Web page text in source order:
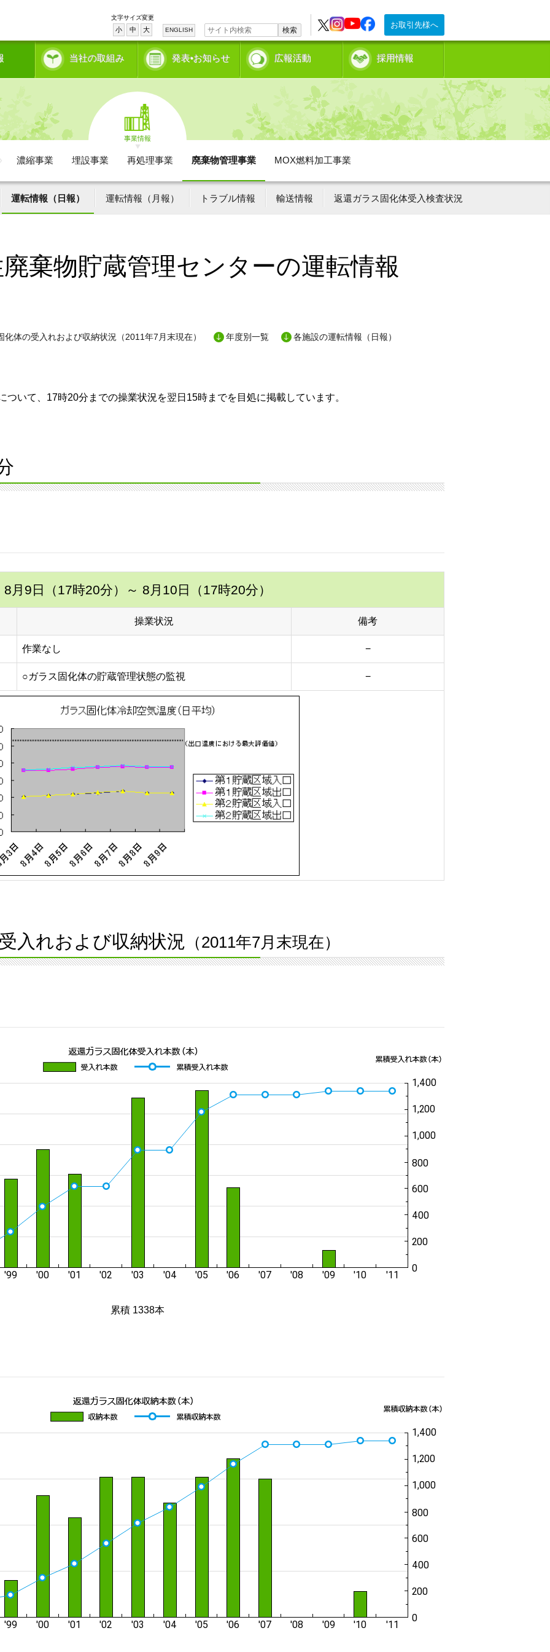
お取引先様へ
検索
文字サイズ変更
小 中 大 ENGLISH
当社の取組み 発表•お知らせ 広報活動 採用情報
事業情報
濃縮事業 埋設事業 再処理事業 廃棄物管理事業 MOX燃料加工事業
運転情報（日報） 運転情報（月報） トラブル情報 輸送情報 返還ガラス固化体受入検査状況
棄物貯蔵管理センターの運転情報
化体の受入れおよび収納状況（2011年7月末現在） 年度別一覧 各施設の運転情報（日報）
いて、17時20分までの操業状況を翌日15時までを目処に掲載しています。
8月9日（17時20分） ～ 8月10日（17時20分）
操業状況 備考
作業なし −
○ガラス固化体の貯蔵管理状態の監視 −
入れおよび収納状況 （2011年7月末現在）
累積 1338本